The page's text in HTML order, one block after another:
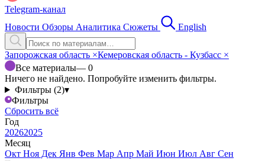
Telegram-канал
Новости Обзоры Аналитика Сюжеты English
Запорожская область ×Кемеровская область - Кузбасс ×
Все материалы— 0
Ничего не найдено. Попробуйте изменить фильтры.
Фильтры (2)▾
Фильтры
Сбросить всё
Год
20262025
Месяц
Окт Ноя Дек Янв Фев Мар Апр Май Июн Июл Авг Сен